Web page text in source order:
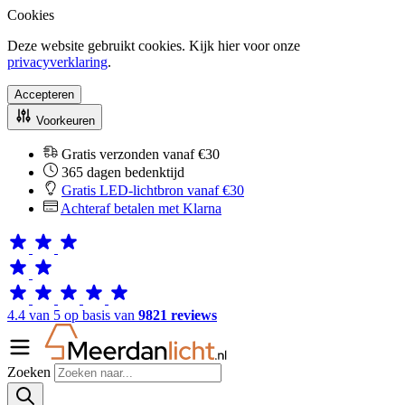
Cookies
Deze website gebruikt cookies. Kijk hier voor onze
privacyverklaring.
Accepteren
Voorkeuren
Gratis verzonden vanaf €30
365 dagen bedenktijd
Gratis LED-lichtbron vanaf €30
Achteraf betalen met Klarna
4.4 van 5 op basis van 9821 reviews
Zoeken